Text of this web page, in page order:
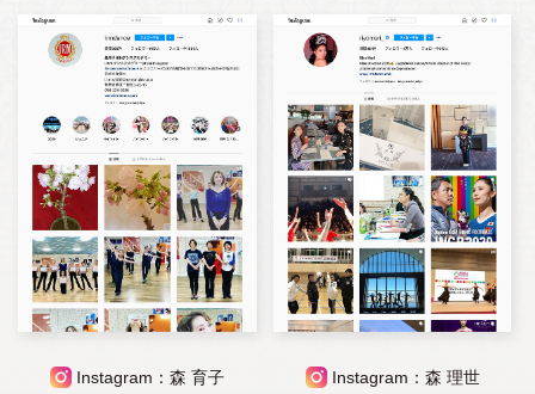
Instagram：森 育子 Instagram：森 理世